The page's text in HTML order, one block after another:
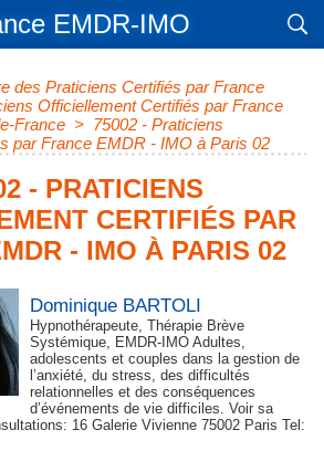
EMDR-IMO
des Praticiens Certifiés par France
Officiellement Certifiés par France
France > 75002 - Praticiens
par France EMDR - IMO à Paris 02
- PRATICIENS
CERTIFIÉS PAR
- IMO À PARIS 02
Dominique BARTOLI
Hypnothérapeute, Thérapie Brève
Systémique, EMDR-IMO Adultes,
adolescents et couples dans la gestion de
l’anxiété, du stress, des difficultés
relationnelles et des conséquences
d’événements de vie difficiles. Voir sa
16 Galerie Vivienne 75002 Paris Tel: